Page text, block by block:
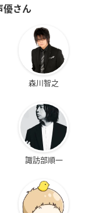
優さん
森川智之
諏訪部順一